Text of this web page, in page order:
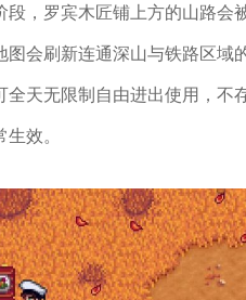
，罗宾木匠铺上方的山路会
会刷新连通深山与铁路区域
天无限制自由进出使用，不
效。